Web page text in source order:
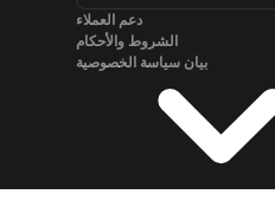
دعم العملاء
الشروط والأحكام
بيان سياسة الخصوصية